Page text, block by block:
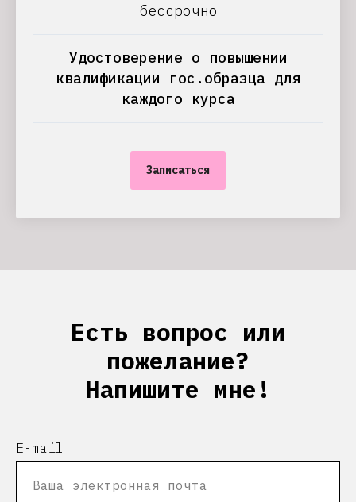
бессрочно
Удостоверение о повышении
квалификации гос.образца для
каждого курса
Записаться
Есть вопрос или
пожелание?
Напишите мне!
E-mail